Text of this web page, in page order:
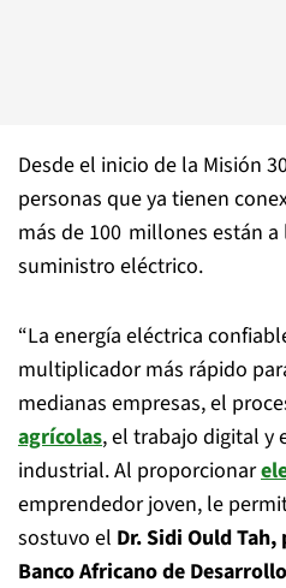
Desde el inicio de la Misión
personas que ya tienen
más de 100 millones están
suministro eléctrico.
“La energía eléctrica
multiplicador más rápido
medianas empresas, el
agrícolas, el trabajo digital y
industrial. Al proporcionar
emprendedor joven, le
sostuvo el Dr. Sidi Ould
Banco Africano de